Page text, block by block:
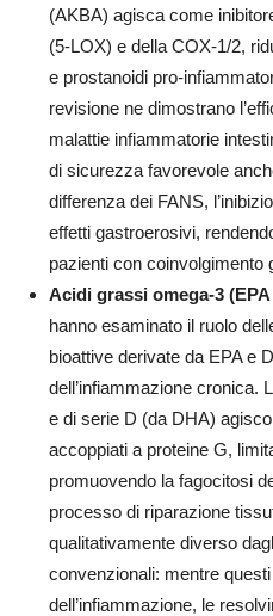
(AKBA) agisca come
(5-LOX) e della COX-1/2,
e prostanoidi pro-
revisione ne dimostrano
malattie infiammatorie
di sicurezza favorevole
differenza dei FANS,
effetti gastroerosivi,
pazienti con coinvolgimento
Acidi grassi omega-3 (EPA
hanno esaminato il ruolo
bioattive derivate da EPA e
dell’infiammazione cronica.
e di serie D (da DHA)
accoppiati a proteine G,
promuovendo la fagocitosi
processo di riparazione
qualitativamente diverso
convenzionali: mentre
dell’infiammazione, le